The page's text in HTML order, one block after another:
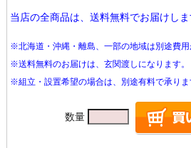
当店の全商品は、送料無料でお届けしま
※北海道・沖縄・離島、一部の地域は別途費用
※送料無料のお届けは、玄関渡しになります。
※組立・設置希望の場合は、別途有料で承りま
数量